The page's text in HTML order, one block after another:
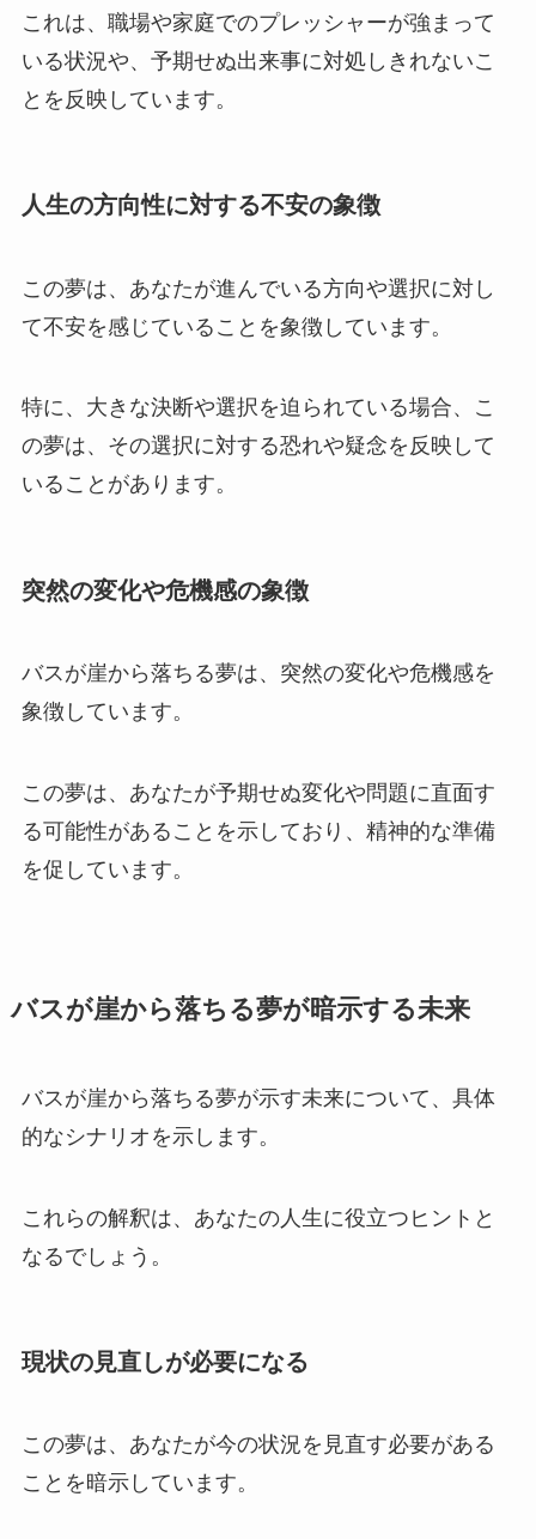
これは、職場や家庭でのプレッシャーが強まって
いる状況や、予期せぬ出来事に対処しきれないこ
とを反映しています。
人生の方向性に対する不安の象徴
この夢は、あなたが進んでいる方向や選択に対し
て不安を感じていることを象徴しています。
特に、大きな決断や選択を迫られている場合、こ
の夢は、その選択に対する恐れや疑念を反映して
いることがあります。
突然の変化や危機感の象徴
バスが崖から落ちる夢は、突然の変化や危機感を
象徴しています。
この夢は、あなたが予期せぬ変化や問題に直面す
る可能性があることを示しており、精神的な準備
を促しています。
バスが崖から落ちる夢が暗示する未来
バスが崖から落ちる夢が示す未来について、具体
的なシナリオを示します。
これらの解釈は、あなたの人生に役立つヒントと
なるでしょう。
現状の見直しが必要になる
この夢は、あなたが今の状況を見直す必要がある
ことを暗示しています。